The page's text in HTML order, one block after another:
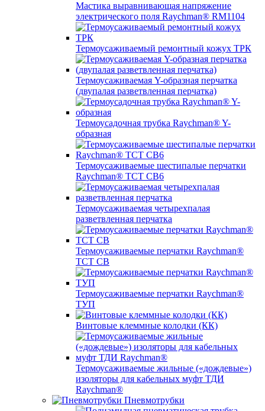
Мастика выравнивающая напряжение
электрического поля Raychman® RM1104
Термоусаживаемый ремонтный кожух ТРК
Термоусаживаемая Y-образная перчатка
(двупалая разветвленная перчатка)
Термоусадочная трубка Raychman® Y-
образная
Термоусаживаемые шестипалые перчатки
Raychman® ТСТ СВ6
Термоусаживаемая четырехпалая
разветвленная перчатка
Термоусаживаемые перчатки Raychman®
TCT CB
Термоусаживаемые перчатки Raychman®
ТУП
Винтовые клеммные колодки (КК)
Термоусаживаемые жильные («дождевые»)
изоляторы для кабельных муфт ТДИ
Raychman®
Пневмотрубки